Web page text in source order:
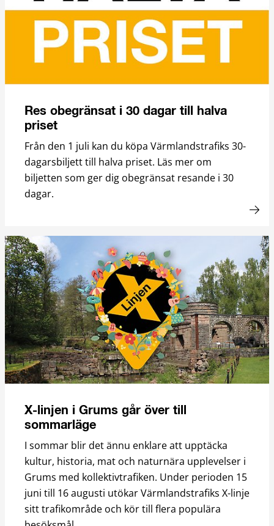
Res obegränsat i 30 dagar till halva
priset
Från den 1 juli kan du köpa Värmlandstrafiks 30-
dagarsbiljett till halva priset. Läs mer om
biljetten som ger dig obegränsat resande i 30
dagar.
X-linjen i Grums går över till
sommarläge
I sommar blir det ännu enklare att upptäcka
kultur, historia, mat och naturnära upplevelser i
Grums med kollektivtrafiken. Under perioden 15
juni till 16 augusti utökar Värmlandstrafiks X-linje
sitt trafikområde och kör till flera populära